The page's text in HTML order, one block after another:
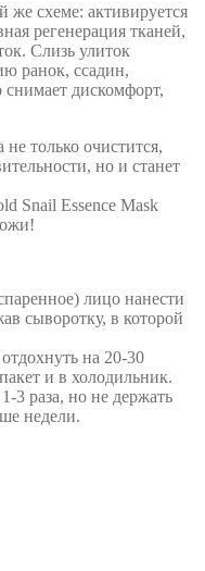
же схеме: активируется
регенерация тканей,
Слизь улиток
ранок, ссадин,
дискомфорт,
только очистится,
но и станет
Snail Essence Mask
лицо нанести
сыворотку, в которой
на 20-30
и в холодильник.
3 раза, но не держать
недели.